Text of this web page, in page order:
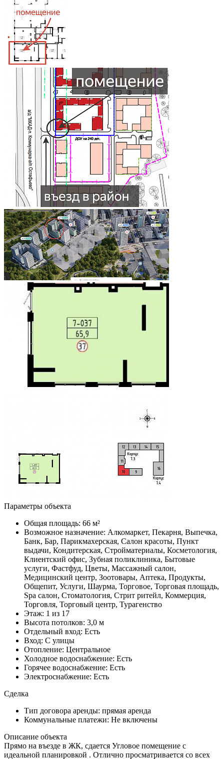
Параметры объекта
Общая площадь: 66 м²
Возможное назначение: Алкомаркет, Пекарня, Выпечка,
Банк, Бар, Парикмахерская, Салон красоты, Пункт
выдачи, Кондитерская, Стройматериалы, Косметология,
Клиентский офис, Зубная поликлиника, Бытовые
услуги, Фастфуд, Цветы, Массажный салон,
Медицинский центр, Зоотовары, Аптека, Продукты,
Общепит, Услуги, Шаурма, Торговое, Торговая площадь,
Spa салон, Стоматология, Стрит ритейл, Коммерция,
Торговля, Торговый центр, Турагенство
Этаж: 1 из 17
Высота потолков: 3,0 м
Отдельный вход: Есть
Вход: С улицы
Отопление: Центральное
Холодное водоснабжение: Есть
Горячее водоснабжение: Есть
Электроснабжение: Есть
Сделка
Тип договора аренды: прямая аренда
Коммунальные платежи: Не включены
Описание объекта
Прямо на въезде в ЖК, сдается Угловое помещение с
идеальной планировкой . Отлично просматривается со всех